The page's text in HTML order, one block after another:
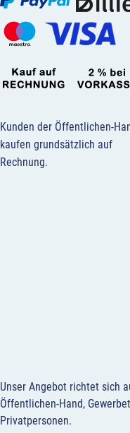
Kunden der Öffentlichen-
kaufen grundsätzlich auf
Rechnung.
Unser Angebot richtet sich
Öffentlichen-Hand,
Privatpersonen.